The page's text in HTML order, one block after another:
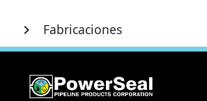
chevron_right Fabricaciones